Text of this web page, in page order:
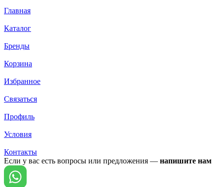
Главная
Каталог
Бренды
Корзина
Избранное
Связаться
Профиль
Условия
Контакты
Если у вас есть вопросы или предложения — напишите нам